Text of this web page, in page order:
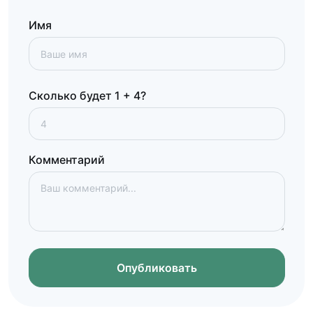
Имя
Сколько будет 1 + 4?
Комментарий
Опубликовать